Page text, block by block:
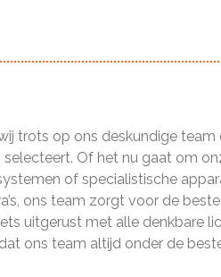
trots op ons deskundige team
selecteert. Of het nu gaat om
of specialistische
ons team zorgt voor de
uitgerust met alle denkbare
ons team altijd onder de